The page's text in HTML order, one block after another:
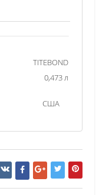
TITEBOND
0,473 л
США